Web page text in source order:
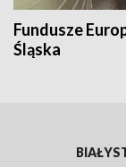
Fundusze
Śląska